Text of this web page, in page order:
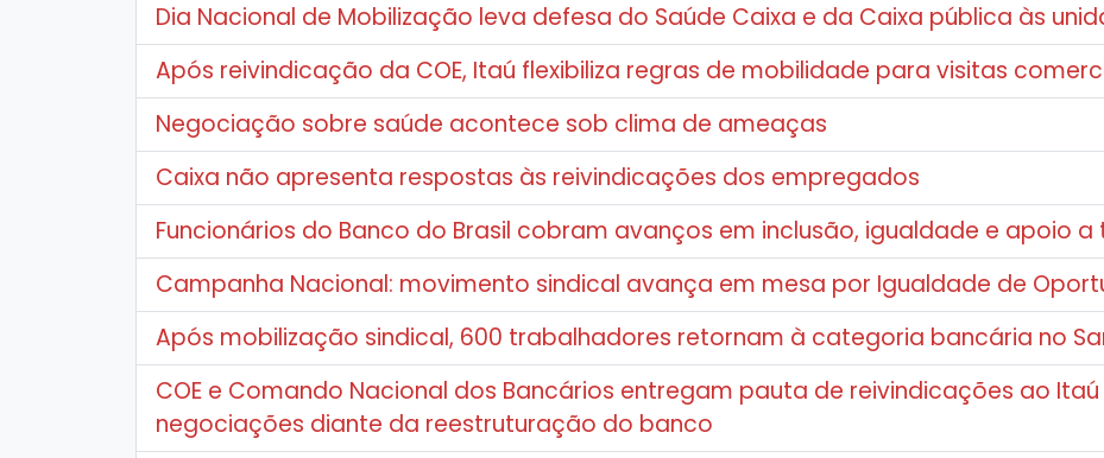
Dia Nacional de Mobilização leva defesa do Saúde Caixa e da Caixa pública às
Após reivindicação da COE, Itaú flexibiliza regras de mobilidade para visitas
Negociação sobre saúde acontece sob clima de ameaças
Caixa não apresenta respostas às reivindicações dos empregados
Funcionários do Banco do Brasil cobram avanços em inclusão, igualdade e apoio
Campanha Nacional: movimento sindical avança em mesa por Igualdade de
Após mobilização sindical, 600 trabalhadores retornam à categoria bancária no
COE e Comando Nacional dos Bancários entregam pauta de reivindicações ao
negociações diante da reestruturação do banco